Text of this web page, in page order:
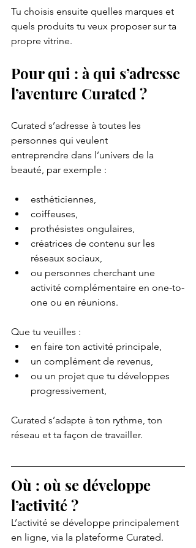
Tu choisis ensuite quelles marques et
quels produits tu veux proposer sur ta
propre vitrine.
Pour qui : à qui s’adresse
l’aventure Curated ?
Curated s’adresse à toutes les
personnes qui veulent
entreprendre dans l’univers de la
beauté, par exemple :
esthéticiennes,
coiffeuses,
prothésistes ongulaires,
créatrices de contenu sur les
réseaux sociaux,
ou personnes cherchant une
activité complémentaire en one-to-
one ou en réunions.
Que tu veuilles :
en faire ton activité principale,
un complément de revenus,
ou un projet que tu développes
progressivement,
Curated s’adapte à ton rythme, ton
réseau et ta façon de travailler.
Où : où se développe
l’activité ?
L’activité se développe principalement
en ligne, via la plateforme Curated.